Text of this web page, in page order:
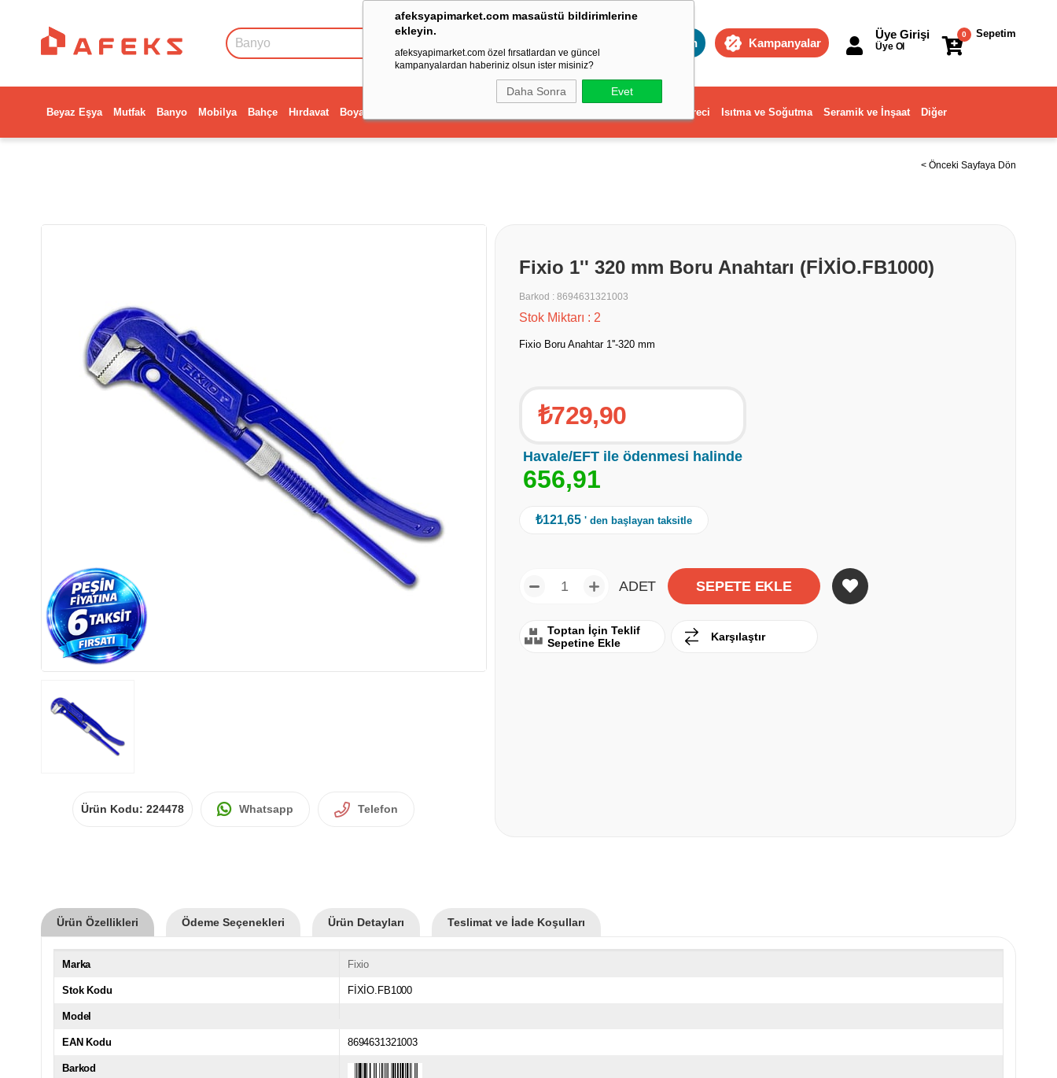
afeksyapimarket.com masaüstü bildirimlerine
ekleyin.
afeksyapimarket.com özel fırsatlardan ve güncel
kampanyalardan haberiniz olsun ister misiniz?
Daha Sonra Evet
Toptan Kampanyalar
Sepetim
0
Üye Girişi
Üye Ol
Beyaz Eşya Mutfak Banyo Mobilya Bahçe Hırdavat Boya Dekorasyon ve Ev Gereci Isıtma ve Soğutma Seramik ve İnşaat Diğer
< Önceki Sayfaya Dön
Ürün Kodu: 224478 Whatsapp Telefon
Fixio 1'' 320 mm Boru Anahtarı (FİXİO.FB1000)
Barkod : 8694631321003
Stok Miktarı : 2
Fixio Boru Anahtar 1''-320 mm
₺729,90
Havale/EFT ile ödenmesi halinde
656,91
₺121,65 ' den başlayan taksitle
ADET
Toptan İçin Teklif
Sepetine Ekle
Karşılaştır
Ürün Özellikleri Ödeme Seçenekleri Ürün Detayları Teslimat ve İade Koşulları
Marka Fixio
Stok Kodu FİXİO.FB1000
Model
EAN Kodu 8694631321003
Barkod